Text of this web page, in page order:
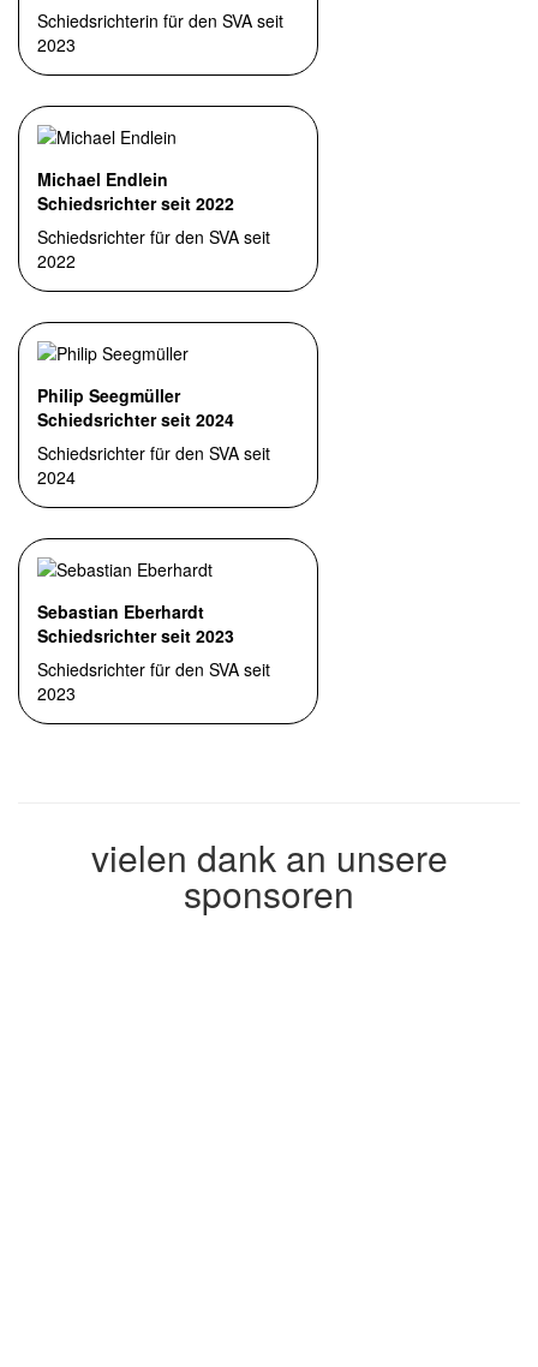
Schiedsrichterin für den SVA seit
2023
Michael Endlein
Schiedsrichter seit 2022
Schiedsrichter für den SVA seit
2022
Philip Seegmüller
Schiedsrichter seit 2024
Schiedsrichter für den SVA seit
2024
Sebastian Eberhardt
Schiedsrichter seit 2023
Schiedsrichter für den SVA seit
2023
vielen dank an unsere
sponsoren